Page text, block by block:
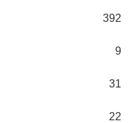
392
9
31
22